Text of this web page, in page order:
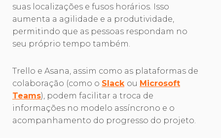
suas localizações e fusos horários. Isso
aumenta a agilidade e a produtividade,
permitindo que as pessoas respondam no
seu próprio tempo também.
Trello e Asana, assim como as plataformas de
colaboração (como o Slack ou Microsoft
Teams), podem facilitar a troca de
informações no modelo assíncrono e o
acompanhamento do progresso do projeto.